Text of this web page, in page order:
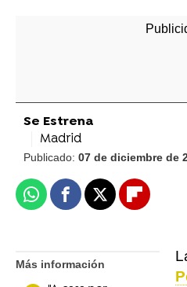
Se Estrena
Madrid
Publicado: 07 de diciembre de
WhatsappFacebook
X Flipboard
Más información